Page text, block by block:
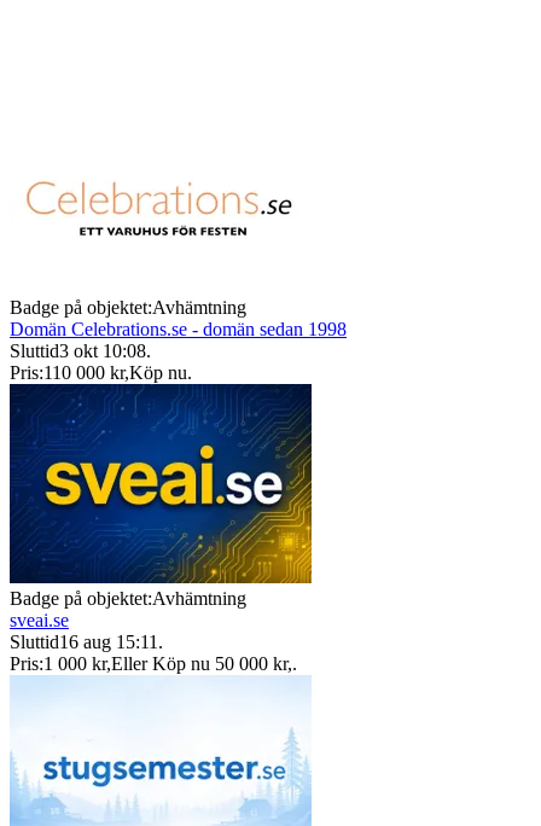
Badge på objektet:Avhämtning
Domän Celebrations.se - domän sedan 1998
Sluttid3 okt 10:08.
Pris:110 000 kr,Köp nu.
Badge på objektet:Avhämtning
sveai.se
Sluttid16 aug 15:11 .
Pris:1 000 kr,Eller Köp nu 50 000 kr,.